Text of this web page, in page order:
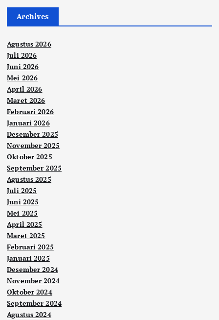
Archives
Agustus 2026
Juli 2026
Juni 2026
Mei 2026
April 2026
Maret 2026
Februari 2026
Januari 2026
Desember 2025
November 2025
Oktober 2025
September 2025
Agustus 2025
Juli 2025
Juni 2025
Mei 2025
April 2025
Maret 2025
Februari 2025
Januari 2025
Desember 2024
November 2024
Oktober 2024
September 2024
Agustus 2024